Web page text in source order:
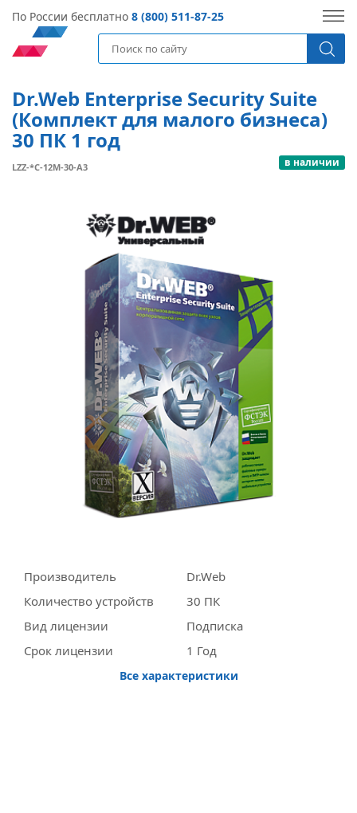
По России бесплатно 8 (800) 511-87-25
Dr.Web Enterprise Security Suite
(Комплект для малого бизнеса)
30 ПК 1 год
LZZ-*C-12M-30-A3 в наличии
Производитель
Dr.Web
Количество устройств
30 ПК
Вид лицензии
Подписка
Срок лицензии
1 Год
Все характеристики